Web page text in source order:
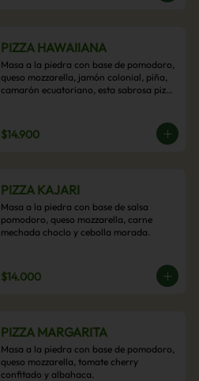
PIZZA HAWAIIANA
Masa a la piedra con base de pomodoro,
queso mozzarella, jamón colonial, piña,
camarón ecuatoriano, esta sabrosa pizza
$14.900
PIZZA KAJARI
Masa a la piedra con base de salsa
pomodoro, queso mozzarella, carne
mechada choclo y cebolla morada.
$14.000
PIZZA MARGARITA
Masa a la piedra con base de pomodoro,
queso mozzarella, tomate cherry
confitado y albahaca.